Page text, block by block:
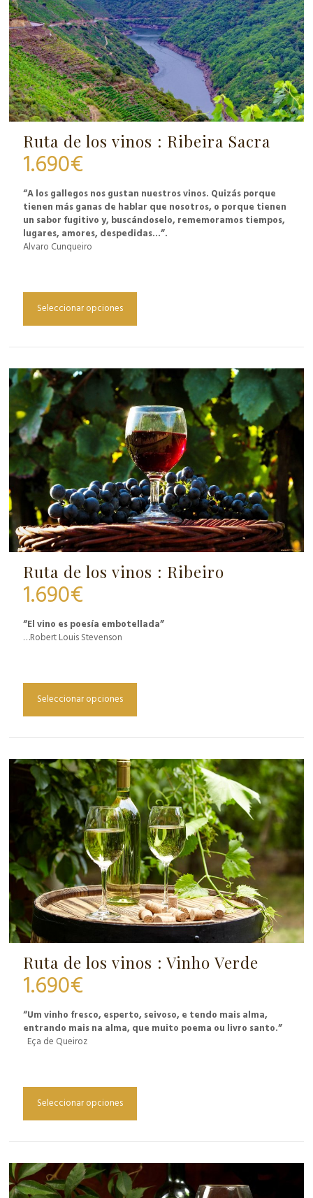
Ruta de los vinos : Ribeira Sacra
1.690€
“A los gallegos nos gustan nuestros vinos. Quizás porque
tienen más ganas de hablar que nosotros, o porque tienen
un sabor fugitivo y, buscándoselo, rememoramos tiempos,
lugares, amores, despedidas…”.
Alvaro Cunqueiro
Seleccionar opciones
Ruta de los vinos : Ribeiro
1.690€
“El vino es poesía embotellada”
…Robert Louis Stevenson
Seleccionar opciones
Ruta de los vinos : Vinho Verde
1.690€
“Um vinho fresco, esperto, seivoso, e tendo mais alma,
entrando mais na alma, que muito poema ou livro santo.”
Eça de Queiroz
Seleccionar opciones